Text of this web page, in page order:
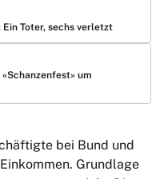
Toter, sechs verletzt
um
bei Bund und
Grundlage